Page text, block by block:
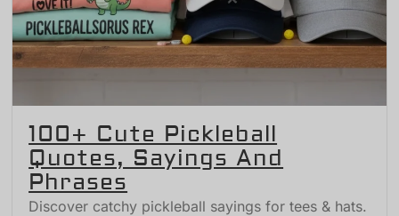
100+ Cute Pickleball
Quotes, Sayings And
Phrases
Discover catchy pickleball sayings for tees & hats.